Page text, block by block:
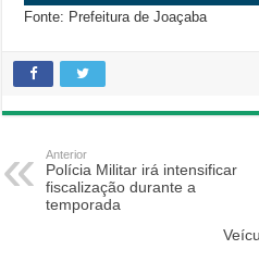
Fonte: Prefeitura de Joaçaba
Anterior
Polícia Militar irá intensificar
fiscalização durante a
temporada